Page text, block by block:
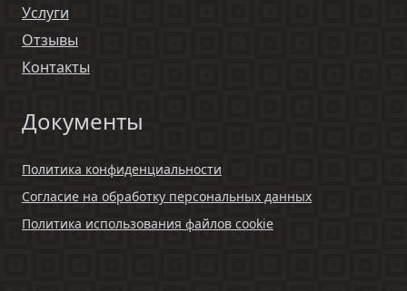
Услуги
Отзывы
Контакты
Документы
Политика конфиденциальности
Согласие на обработку персональных данных
Политика использования файлов cookie